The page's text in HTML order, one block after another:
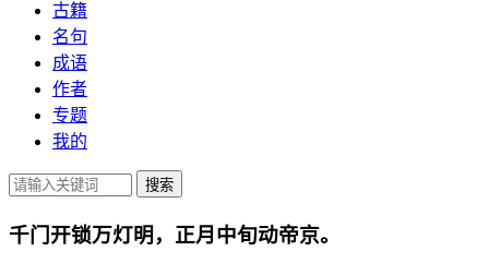
古籍
名句
成语
作者
专题
我的
千门开锁万灯明，正月中旬动帝京。